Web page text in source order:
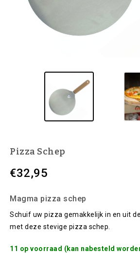
Pizza Schep
€32,95
Magma pizza schep
Schuif uw pizza gemakkelijk in en uit
met deze stevige pizza schep.
11 op voorraad (kan nabesteld